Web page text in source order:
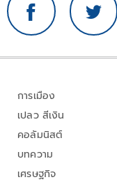
การเมือง
เปลว สีเงิน
คอลัมนิสต์
บทความ
เศรษฐกิจ